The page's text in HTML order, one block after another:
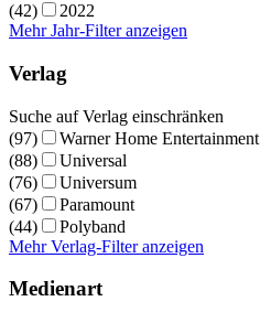
(42)
2022
Mehr Jahr-Filter anzeigen
Verlag
Suche auf Verlag einschränken
(97)
Warner Home Entertainment
(88)
Universal
(76)
Universum
(67)
Paramount
(44)
Polyband
Mehr Verlag-Filter anzeigen
Medienart